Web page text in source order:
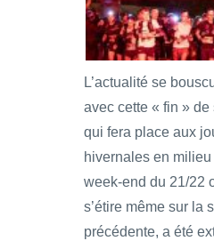
L’actualité se
avec cette « fin »
qui fera place aux
hivernales en
week-end du 21/22
s’étire même sur la
précédente, a été